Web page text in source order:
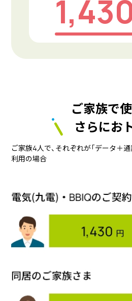
ご家族で
さらにお
ご家族4人で、それぞれが「データ＋
利用の場合